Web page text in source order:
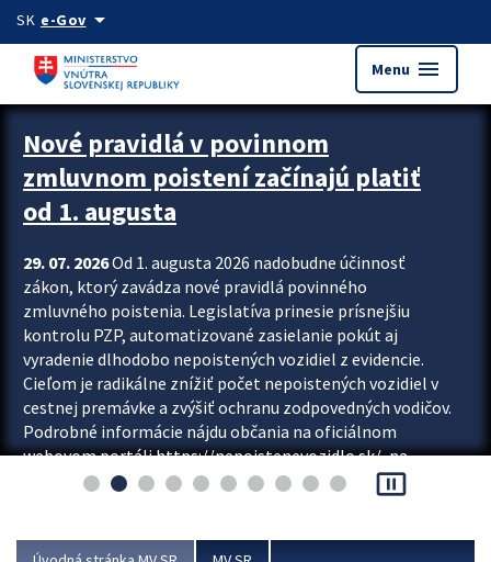
Preskocit na hlavný obsah
SK e-Govarrow_drop_down
Menu menu
Zastavit automatický posun upútavok
Nové pravidlá v povinnom
zmluvnom poistení začínajú platiť
od 1. augusta
29. 07. 2026Od 1. augusta 2026 nadobudne účinnosť
zákon, ktorý zavádza nové pravidlá povinného
zmluvného poistenia. Legislatíva prinesie prísnejšiu
kontrolu PZP, automatizované zasielanie pokút aj
vyradenie dlhodobo nepoistených vozidiel z evidencie.
Cieľom je radikálne znížiť počet nepoistených vozidiel v
cestnej premávke a zvýšiť ochranu zodpovedných vodičov.
Podrobné informácie nájdu občania na oficiálnom
webovom portáli https://nepoistenevozidlo.sk/, na
ktorom od augusta pribudne aj možnosť overiť si...
pause_presentation